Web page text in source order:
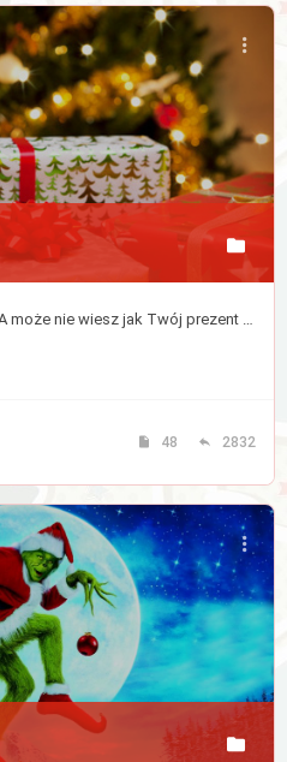
Nie masz pomysłu na prezent? A może nie wiesz jak Twój prezent zostanie odebrany? Tutaj znajdziesz porady, które rozwiążą wszystkie Twoje wątpliwości na ten temat.
48 2832